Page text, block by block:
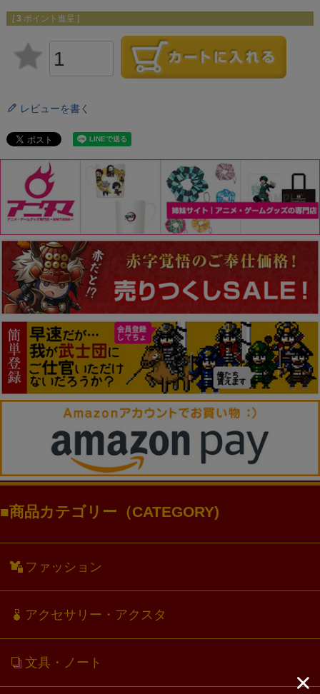
[ 3 ポイント進呈 ]
レビューを書く
商品カテゴリー（CATEGORY)
ファッション
アクセサリー・アクスタ
文具・ノート